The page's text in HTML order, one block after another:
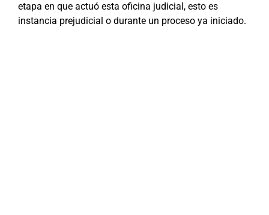
etapa en que actuó esta oficina judicial, esto es
instancia prejudicial o durante un proceso ya iniciado.